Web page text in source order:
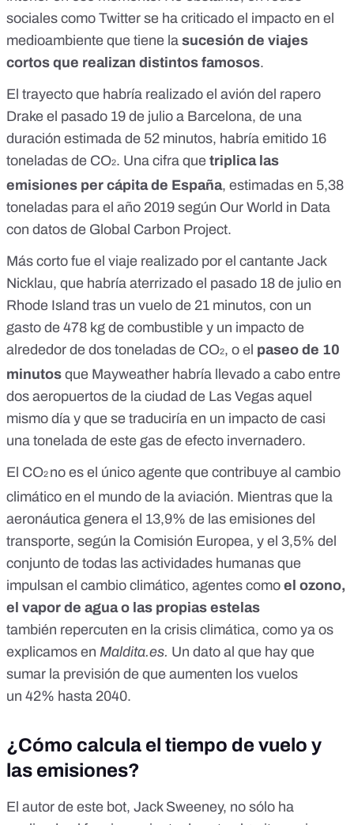
sociales como Twitter se ha criticado el impacto en el
medioambiente que tiene la sucesión de viajes
cortos que realizan distintos famosos.
El trayecto que habría realizado el avión del rapero
Drake el pasado 19 de julio a Barcelona, de una
duración estimada de 52 minutos, habría emitido 16
toneladas de CO2. Una cifra que triplica las
emisiones per cápita de España, estimadas en 5,38
toneladas para el año 2019 según Our World in Data
con datos de Global Carbon Project.
Más corto fue el viaje realizado por el cantante Jack
Nicklau, que habría aterrizado el pasado 18 de julio en
Rhode Island tras un vuelo de 21 minutos, con un
gasto de 478 kg de combustible y un impacto de
alrededor de dos toneladas de CO2, o el paseo de 10
minutos que Mayweather habría llevado a cabo entre
dos aeropuertos de la ciudad de Las Vegas aquel
mismo día y que se traduciría en un impacto de casi
una tonelada de este gas de efecto invernadero.
El CO2 no es el único agente que contribuye al cambio
climático en el mundo de la aviación. Mientras que la
aeronáutica genera el 13,9% de las emisiones del
transporte, según la Comisión Europea, y el 3,5% del
conjunto de todas las actividades humanas que
impulsan el cambio climático, agentes como el ozono,
el vapor de agua o las propias estelas
también repercuten en la crisis climática, como ya os
explicamos en Maldita.es. Un dato al que hay que
sumar la previsión de que aumenten los vuelos
un 42% hasta 2040.
¿Cómo calcula el tiempo de vuelo y
las emisiones?
El autor de este bot, Jack Sweeney, no sólo ha